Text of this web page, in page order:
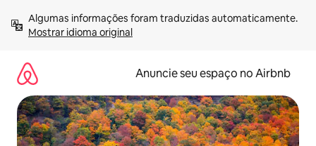
para
Mostrar idioma original
Anuncie seu espaço no Airbnb